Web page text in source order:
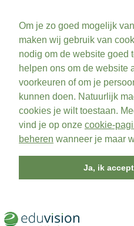
Om je zo goed mogelijk
maken wij gebruik van
nodig om de website goed
helpen ons om de website
voorkeuren of om je
kunnen doen. Natuurlijk
cookies je wilt toestaan.
vind je op onze cookie-
beheren wanneer je maar
Ja, ik